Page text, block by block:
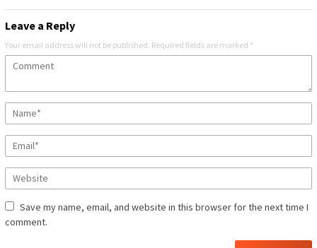
Leave a Reply
Your email address will not be published. Required fields are marked *
Save my name, email, and website in this browser for the next time I
comment.